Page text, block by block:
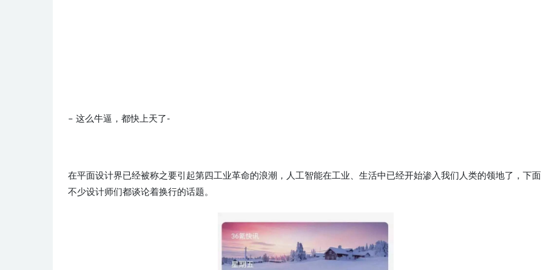
– 这么牛逼，都快上天了-
在平面设计界已经被称之要引起第四工业革命的浪潮，人工智能在工业、生活中已经开始渗入我们人类的领地了，下面
不少设计师们都谈论着换行的话题。